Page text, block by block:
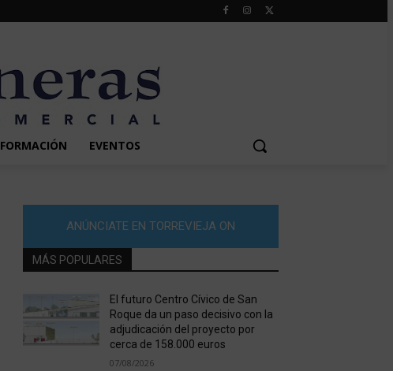
FORMACIÓN EVENTOS
ANÚNCIATE EN TORREVIEJA ON
MÁS POPULARES
El futuro Centro Cívico de San
Roque da un paso decisivo con la
adjudicación del proyecto por
cerca de 158.000 euros
07/08/2026